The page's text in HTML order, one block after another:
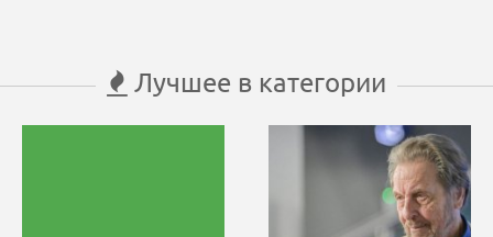
Лучшее в категории